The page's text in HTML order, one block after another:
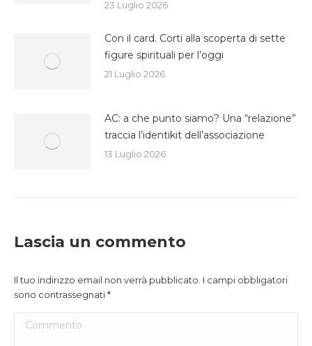
23 Luglio 2026
Con il card. Corti alla scoperta di sette
figure spirituali per l’oggi
21 Luglio 2026
AC: a che punto siamo? Una “relazione”
traccia l’identikit dell’associazione
13 Luglio 2026
Lascia un commento
Il tuo indirizzo email non verrà pubblicato. I campi obbligatori
sono contrassegnati*
Commento